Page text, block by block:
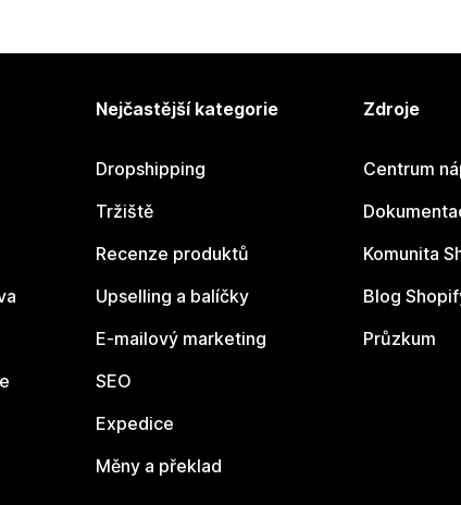
Nejčastější kategorie
Dropshipping
Tržiště
Recenze produktů
Upselling a balíčky
E-mailový marketing
SEO
Expedice
Měny a překlad
Zdroje
Centrum
Komunita
Blog
Průzkum